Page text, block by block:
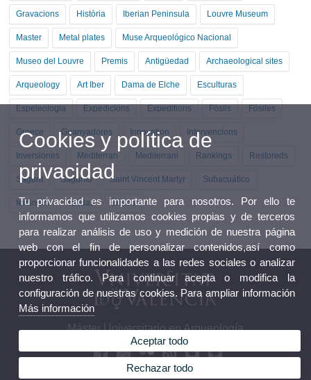
Gravacions Història Iberian Peninsula Louvre Museum
Master Metal plates Muse Arqueológico Nacional
Museo del Louvre Premis Antigüedad Archaeological sites
Arqueology Art Iber Dama de Elche Esculturas
Espeleologia Expedicions Expeditions Fòsils Fósiles
Greece Guanyadores Innovation Intervencions
Inversiones Mediterran Mediterrani Rankings Restoreds
Sagunt Sagunto Saint Vincent Martyr Subacuático
feminism salidas Íberos
Máster Universitario en Arqueología
Cookies y política de
privacidad
Tu privacidad es importante para nosotros. Por ello te
informamos que utilizamos cookies propias y de terceros
para realizar análisis de uso y medición de nuestra página
web con el fin de personalizar contenidos,así como
proporcionar funcionalidades a las redes sociales o analizar
nuestro tráfico. Para continuar acepta o modifica la
configuración de nuestras cookies. Para ampliar información
Más información
Aceptar todo
Rechazar todo